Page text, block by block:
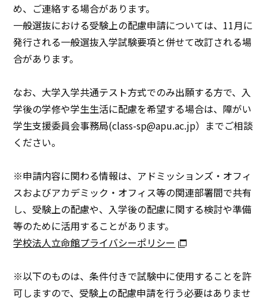
め、ご連絡する場合があります。
一般選抜における受験上の配慮申請については、11月に
発行される一般選抜入学試験要項と併せて改訂される場
合があります。
なお、大学入学共通テスト方式でのみ出願する方で、入
学後の学修や学生生活に配慮を希望する場合は、障がい
学生支援委員会事務局(class-sp@apu.ac.jp）までご相談
ください。
※申請内容に関わる情報は、アドミッションズ・オフィ
スおよびアカデミック・オフィス等の関連部署間で共有
し、受験上の配慮や、入学後の配慮に関する検討や準備
等のために活用することがあります。
学校法人立命館プライバシーポリシー
※以下のものは、条件付きで試験中に使用することを許
可しますので、受験上の配慮申請を行う必要はありませ